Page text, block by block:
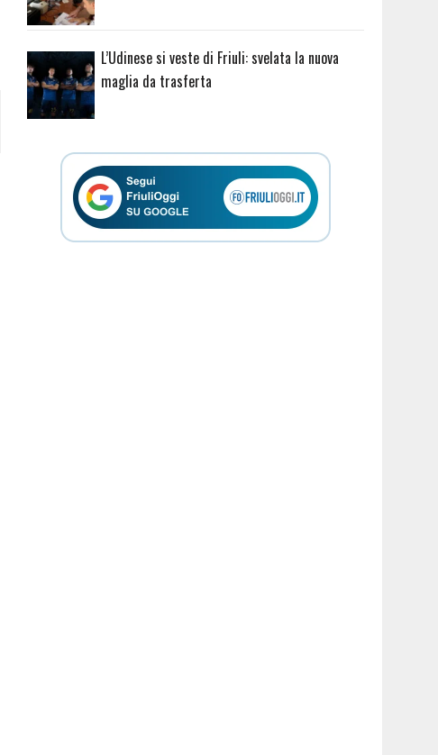
L’Udinese si veste di Friuli: svelata la nuova
maglia da trasferta